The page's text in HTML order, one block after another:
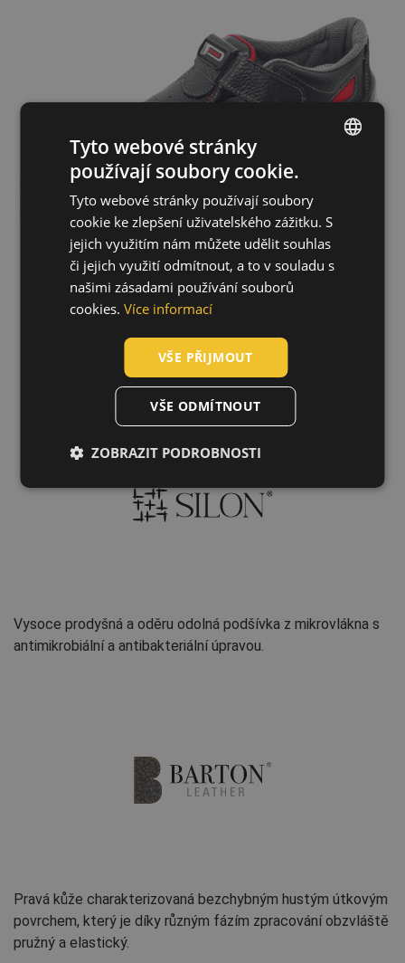
Technologie
Vysoce prodyšná a oděru odolná podšívka z mikrovlákna s
antimikrobiální a antibakteriální úpravou.
Pravá kůže charakterizovaná bezchybným hustým útkovým
povrchem, který je díky různým fázím zpracování obzvláště
pružný a elastický.
ENGLISH
CZECH
HUNGARIAN
SLOVAK
ROMANIAN
DUTCH
LATVIAN
Tyto webové stránky
používají soubory cookie.
Tyto webové stránky používají soubory
cookie ke zlepšení uživatelského zážitku. S
jejich využitím nám můžete udělit souhlas
či jejich využití odmítnout, a to v souladu s
našimi zásadami používání souborů
cookies. Více informací
VŠE PŘIJMOUT
VŠE ODMÍTNOUT
ZOBRAZIT PODROBNOSTI